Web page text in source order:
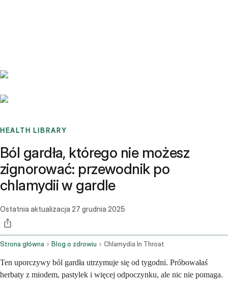
HEALTH LIBRARY
Ból gardła, którego nie możesz
zignorować: przewodnik po
chlamydii w gardle
Ostatnia aktualizacja 27 grudnia 2025
Strona główna Blog o zdrowiu Chlamydia In Throat
Ten uporczywy ból gardła utrzymuje się od tygodni. Próbowałaś
herbaty z miodem, pastylek i więcej odpoczynku, ale nic nie pomaga.